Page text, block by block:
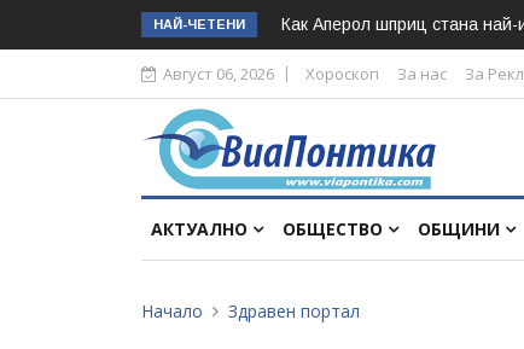
НАЙ-ЧЕТЕНИ Как Аперол шприц стана най-
Август 06, 2026 Хороскоп За нас За
АКТУАЛНО ОБЩЕСТВО ОБЩИНИ
Начало Здравен портал